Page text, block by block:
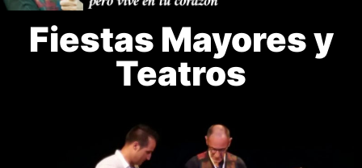
Fiestas Mayores y
Teatros